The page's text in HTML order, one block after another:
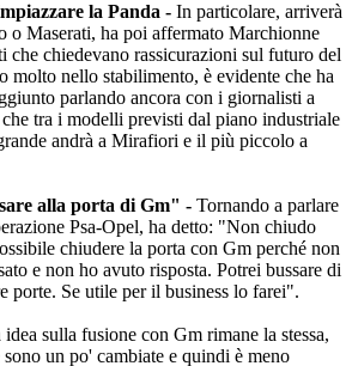
la Panda - In particolare, arriverà
o Maserati, ha poi affermato Marchionne
che chiedevano rassicurazioni sul futuro del
molto nello stabilimento, è evidente che ha
parlando ancora con i giornalisti a
tra i modelli previsti dal piano industriale
andrà a Mirafiori e il più piccolo a
alla porta di Gm" - Tornando a parlare
Psa-Opel, ha detto: "Non chiudo
chiudere la porta con Gm perché non
e non ho avuto risposta. Potrei bussare di
porte. Se utile per il business lo farei".
sulla fusione con Gm rimane la stessa,
sono un po' cambiate e quindi è meno